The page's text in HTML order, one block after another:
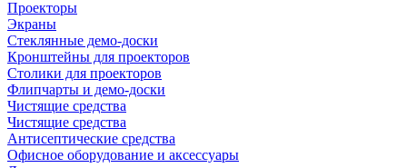
Проекторы
Экраны
Стеклянные демо-доски
Кронштейны для проекторов
Столики для проекторов
Флипчарты и демо-доски
Чистящие средства
Чистящие средства
Антисептические средства
Офисное оборудование и аксессуары